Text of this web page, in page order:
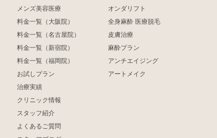
メンズ美容医療
料金一覧（大阪院）
料金一覧（名古屋院）
料金一覧（新宿院）
料金一覧（福岡院）
お試しプラン
治療実績
クリニック情報
スタッフ紹介
よくあるご質問
オンダリフト
全身麻酔 医療脱毛
皮膚治療
麻酔プラン
アンチエイジング
アートメイク